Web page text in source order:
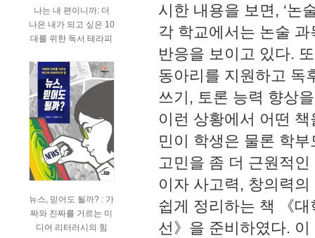
나는 내 편이니까: 더
나은 내가 되고 싶은 10
대를 위한 독서 테라피
뉴스, 믿어도 될까? : 가
짜와 진짜를 거르는 미
디어 리터러시의 힘
시한 내용을 보면, ‘논
각 학교에서는 논술
반응을 보이고 있다.
동아리를 지원하고 독
쓰기, 토론 능력 향상
이런 상황에서 어떤
민이 학생은 물론 학
고민을 좀 더 근원적
이자 사고력, 창의력
쉽게 정리하는 책 《
선》을 준비하였다.